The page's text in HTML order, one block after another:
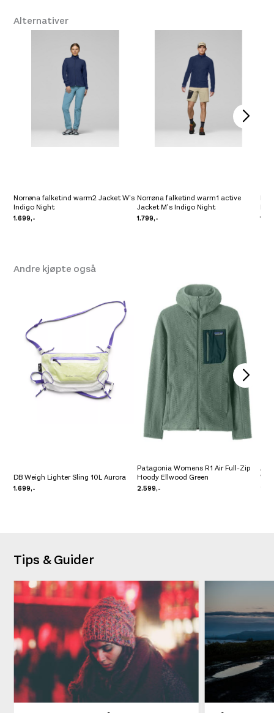
Størrelse: L L Få igjen på lager
Platou Fjøsanger
Se butikkinformasjon
Størrelse: S
S
Platou Madla
Platou Ålesund
Ikke på lager
Se butikkinformasjon
Alternativer
Norrøna falketind warm2 Jacket W's
Indigo Night
1.699,-
Norrøna falketind warm1 active
Jacket M's Indigo Night
1.799,-
Andre kjøpte også
DB Weigh Lighter Sling 10L Aurora
1.699,-
Patagonia Womens R1 Air Full-Zip
Hoody Ellwood Green
2.599,-
Tips & Guider